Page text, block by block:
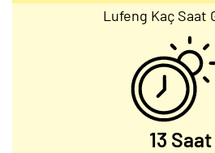
Lufeng Kaç Saat
13 Saat